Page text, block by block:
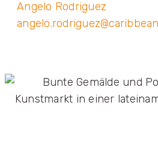
Angelo Rodriguez